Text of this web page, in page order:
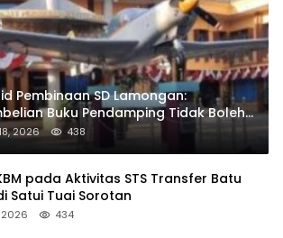
Pembinaan SD Lamongan:
Buku Pendamping Tidak Boleh
2026 438
pada Aktivitas STS Transfer Batu
Satui Tuai Sorotan
2026 434